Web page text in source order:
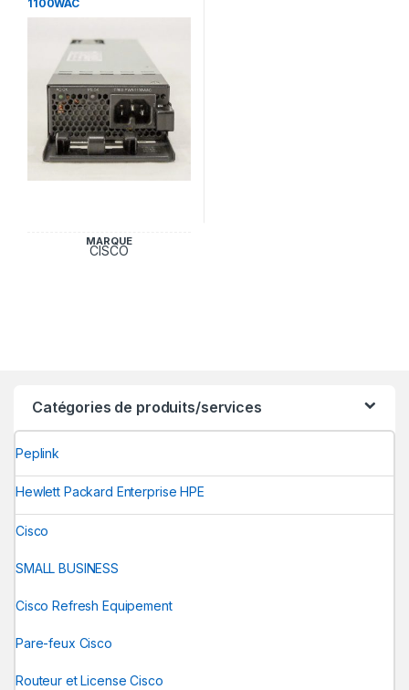
1100WAC
MARQUE
CISCO
Catégories de produits/services
Peplink
Hewlett Packard Enterprise HPE
Cisco
SMALL BUSINESS
Cisco Refresh Equipement
Pare-feux Cisco
Routeur et License Cisco